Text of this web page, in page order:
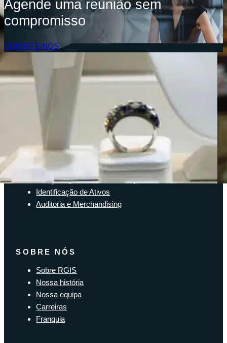
Agende uma reunião sem
compromisso
CONTATE-NOS
Acesso do Cliente
SOLUÇÕES
Soluções de inventário
Solução de Software Enterprise
Soluções para a cadeia de suprimentos
Identificação de Ativos
Auditoria e Merchandising
SOBRE NÓS
Sobre RGIS
Nossa história
Nossa equipa
Carreiras
Franquia